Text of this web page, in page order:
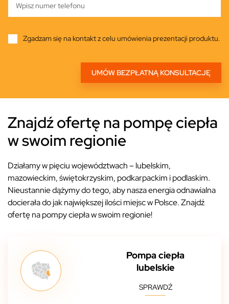
Zgadzam się na kontakt z celu umówienia prezentacji produktu.
Znajdź ofertę na pompę ciepła
w swoim regionie
Działamy w pięciu województwach – lubelskim,
mazowieckim, świętokrzyskim, podkarpackim i podlaskim.
Nieustannie dążymy do tego, aby nasza energia odnawialna
docierała do jak największej ilości miejsc w Polsce. Znajdź
ofertę na pompy ciepła w swoim regionie!
Pompa ciepła
lubelskie
SPRAWDŹ